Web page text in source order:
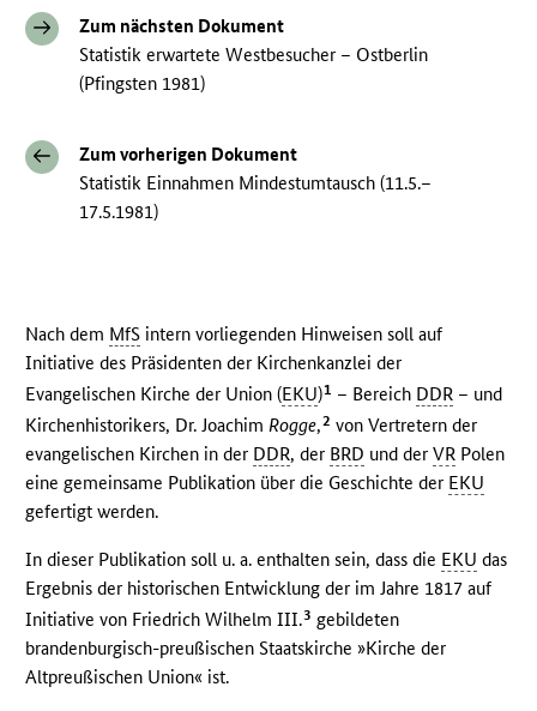
Zum nächsten Dokument
Statistik erwartete Westbesucher – Ostberlin
(Pfingsten 1981)
Zum vorherigen Dokument
Statistik Einnahmen Mindestumtausch (11.5.–
17.5.1981)
Nach dem MfS intern vorliegenden Hinweisen soll auf
Initiative des Präsidenten der Kirchenkanzlei der
Evangelischen Kirche der Union (EKU)1 – Bereich DDR – und
Kirchenhistorikers, Dr. JoachimRogge,2 von Vertretern der
evangelischen Kirchen in der DDR, der BRD und derVR Polen
eine gemeinsame Publikation über die Geschichte der EKU
gefertigt werden.
In dieser Publikation soll u. a. enthalten sein, dass die EKU das
Ergebnis der historischen Entwicklung der im Jahre 1817 auf
Initiative von Friedrich Wilhelm III.3 gebildeten
brandenburgisch-preußischen Staatskirche »Kirche der
Altpreußischen Union« ist.